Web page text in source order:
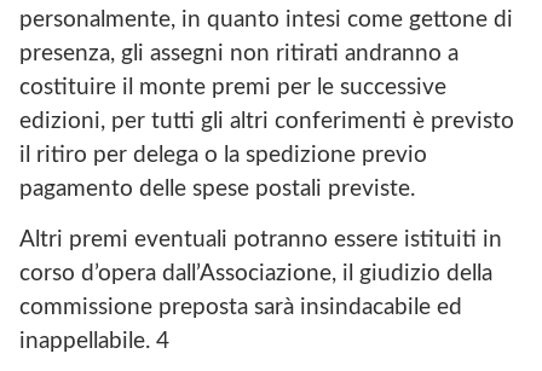
personalmente, in quanto intesi come gettone di
presenza, gli assegni non ritirati andranno a
costituire il monte premi per le successive
edizioni, per tutti gli altri conferimenti è previsto
il ritiro per delega o la spedizione previo
pagamento delle spese postali previste.
Altri premi eventuali potranno essere istituiti in
corso d’opera dall’Associazione, il giudizio della
commissione preposta sarà insindacabile ed
inappellabile. 4